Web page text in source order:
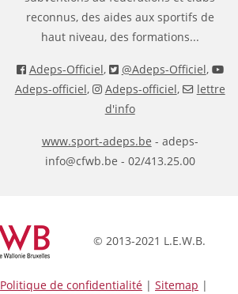
reconnus, des aides aux sportifs de
haut niveau, des formations...
Adeps-Officiel, @Adeps-Officiel,
Adeps-officiel, Adeps-officiel,
lettre
d'info
www.sport-adeps.be - adeps-
info@cfwb.be - 02/413.25.00
© 2013-2021 L.E.W.B.
Politique de confidentialité | Sitemap |